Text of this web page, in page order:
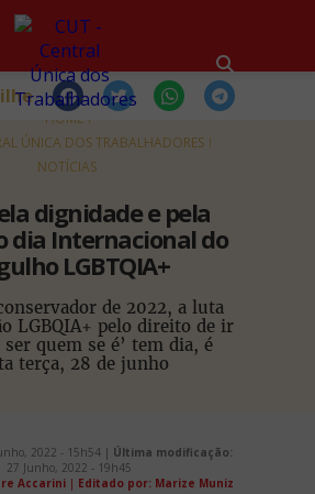
HOME
ÚNICA DOS TRABALHADORES
NOTÍCIAS
dignidade e pela
dia Internacional do
LGBTQIA+
de 2022, a luta
LGBQIA+ pelo direito de ir
ser quem se é’ tem dia, é
terça, 28 de junho
2022 - 15h54 | Última modificação:
27 Junho, 2022 - 19h45
Accarini| Editado por: Marize Muniz